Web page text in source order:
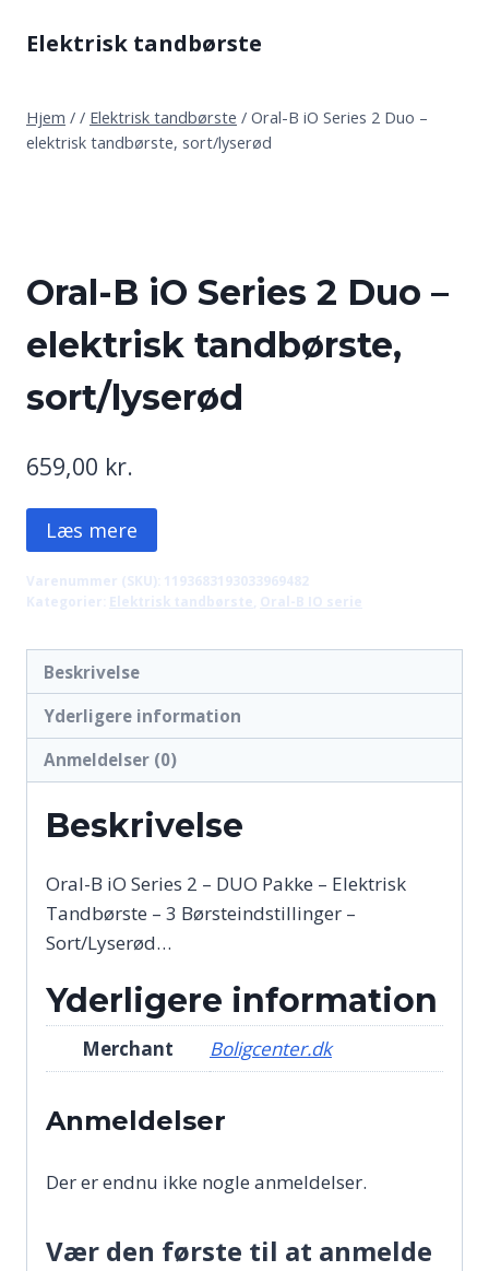
Elektrisk tandbørste
Hjem / / Elektrisk tandbørste / Oral-B iO Series 2 Duo –
elektrisk tandbørste, sort/lyserød
Oral-B iO Series 2 Duo –
elektrisk tandbørste,
sort/lyserød
659,00 kr.
Læs mere
Varenummer (SKU): 1193683193033969482
Kategorier: Elektrisk tandbørste Oral-B IO serie
Beskrivelse
Yderligere information
Anmeldelser (0)
Beskrivelse
Oral-B iO Series 2 – DUO Pakke – Elektrisk
Tandbørste – 3 Børsteindstillinger –
Sort/Lyserød…
Yderligere information
Merchant Boligcenter.dk
Anmeldelser
Der er endnu ikke nogle anmeldelser.
Vær den første til at anmelde